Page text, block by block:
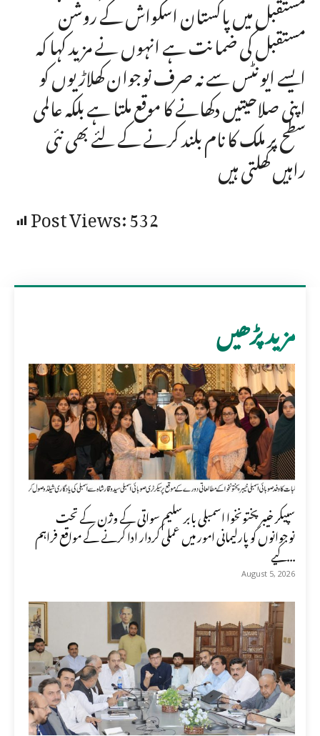
مستقبل میں پاکستان اسکواش کے روشن
مستقبل کی ضمانت ہے انہوں نے مزید کہا کہ
ایسے ایونٹس سے نہ صرف نوجوان کھلاڑیوں کو
اپنی صلاحیتیں دکھانے کا موقع ملتا ہے بلکہ عالمی
سطح پر ملک کا نام بلند کرنے کے لئے بھی نئی
راہیں کھلتی ہیں
Post Views:532
مزید پڑھیں
سپیکر خیبر پختونخوا اسمبلی بابر سلیم سواتی کے وژن کے تحت
نوجوانوں کو پارلیمانی امور میں عملی کردار ادا کرنے کے مواقع فراہم
کیے...
August 5, 2026